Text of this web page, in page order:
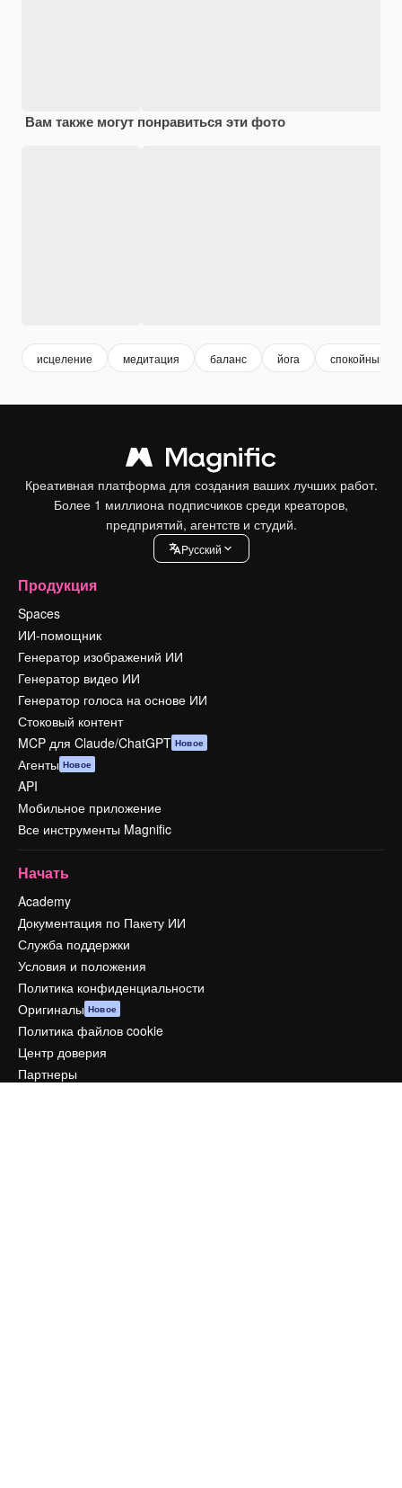
Вам также могут понравиться эти фото
исцеление медитация баланс йога спокойный
Креативная платформа для создания ваших лучших работ.
Более 1 миллиона подписчиков среди креаторов,
предприятий, агентств и студий.
Pусский
Продукция
Spaces
ИИ-помощник
Генератор изображений ИИ
Генератор видео ИИ
Генератор голоса на основе ИИ
Стоковый контент
MCP для Claude/ChatGPT Новое
Агенты Новое
API
Мобильное приложение
Все инструменты Magnific
Начать
Academy
Документация по Пакету ИИ
Служба поддержки
Условия и положения
Политика конфиденциальности
Оригиналы Новое
Политика файлов cookie
Центр доверия
Партнеры